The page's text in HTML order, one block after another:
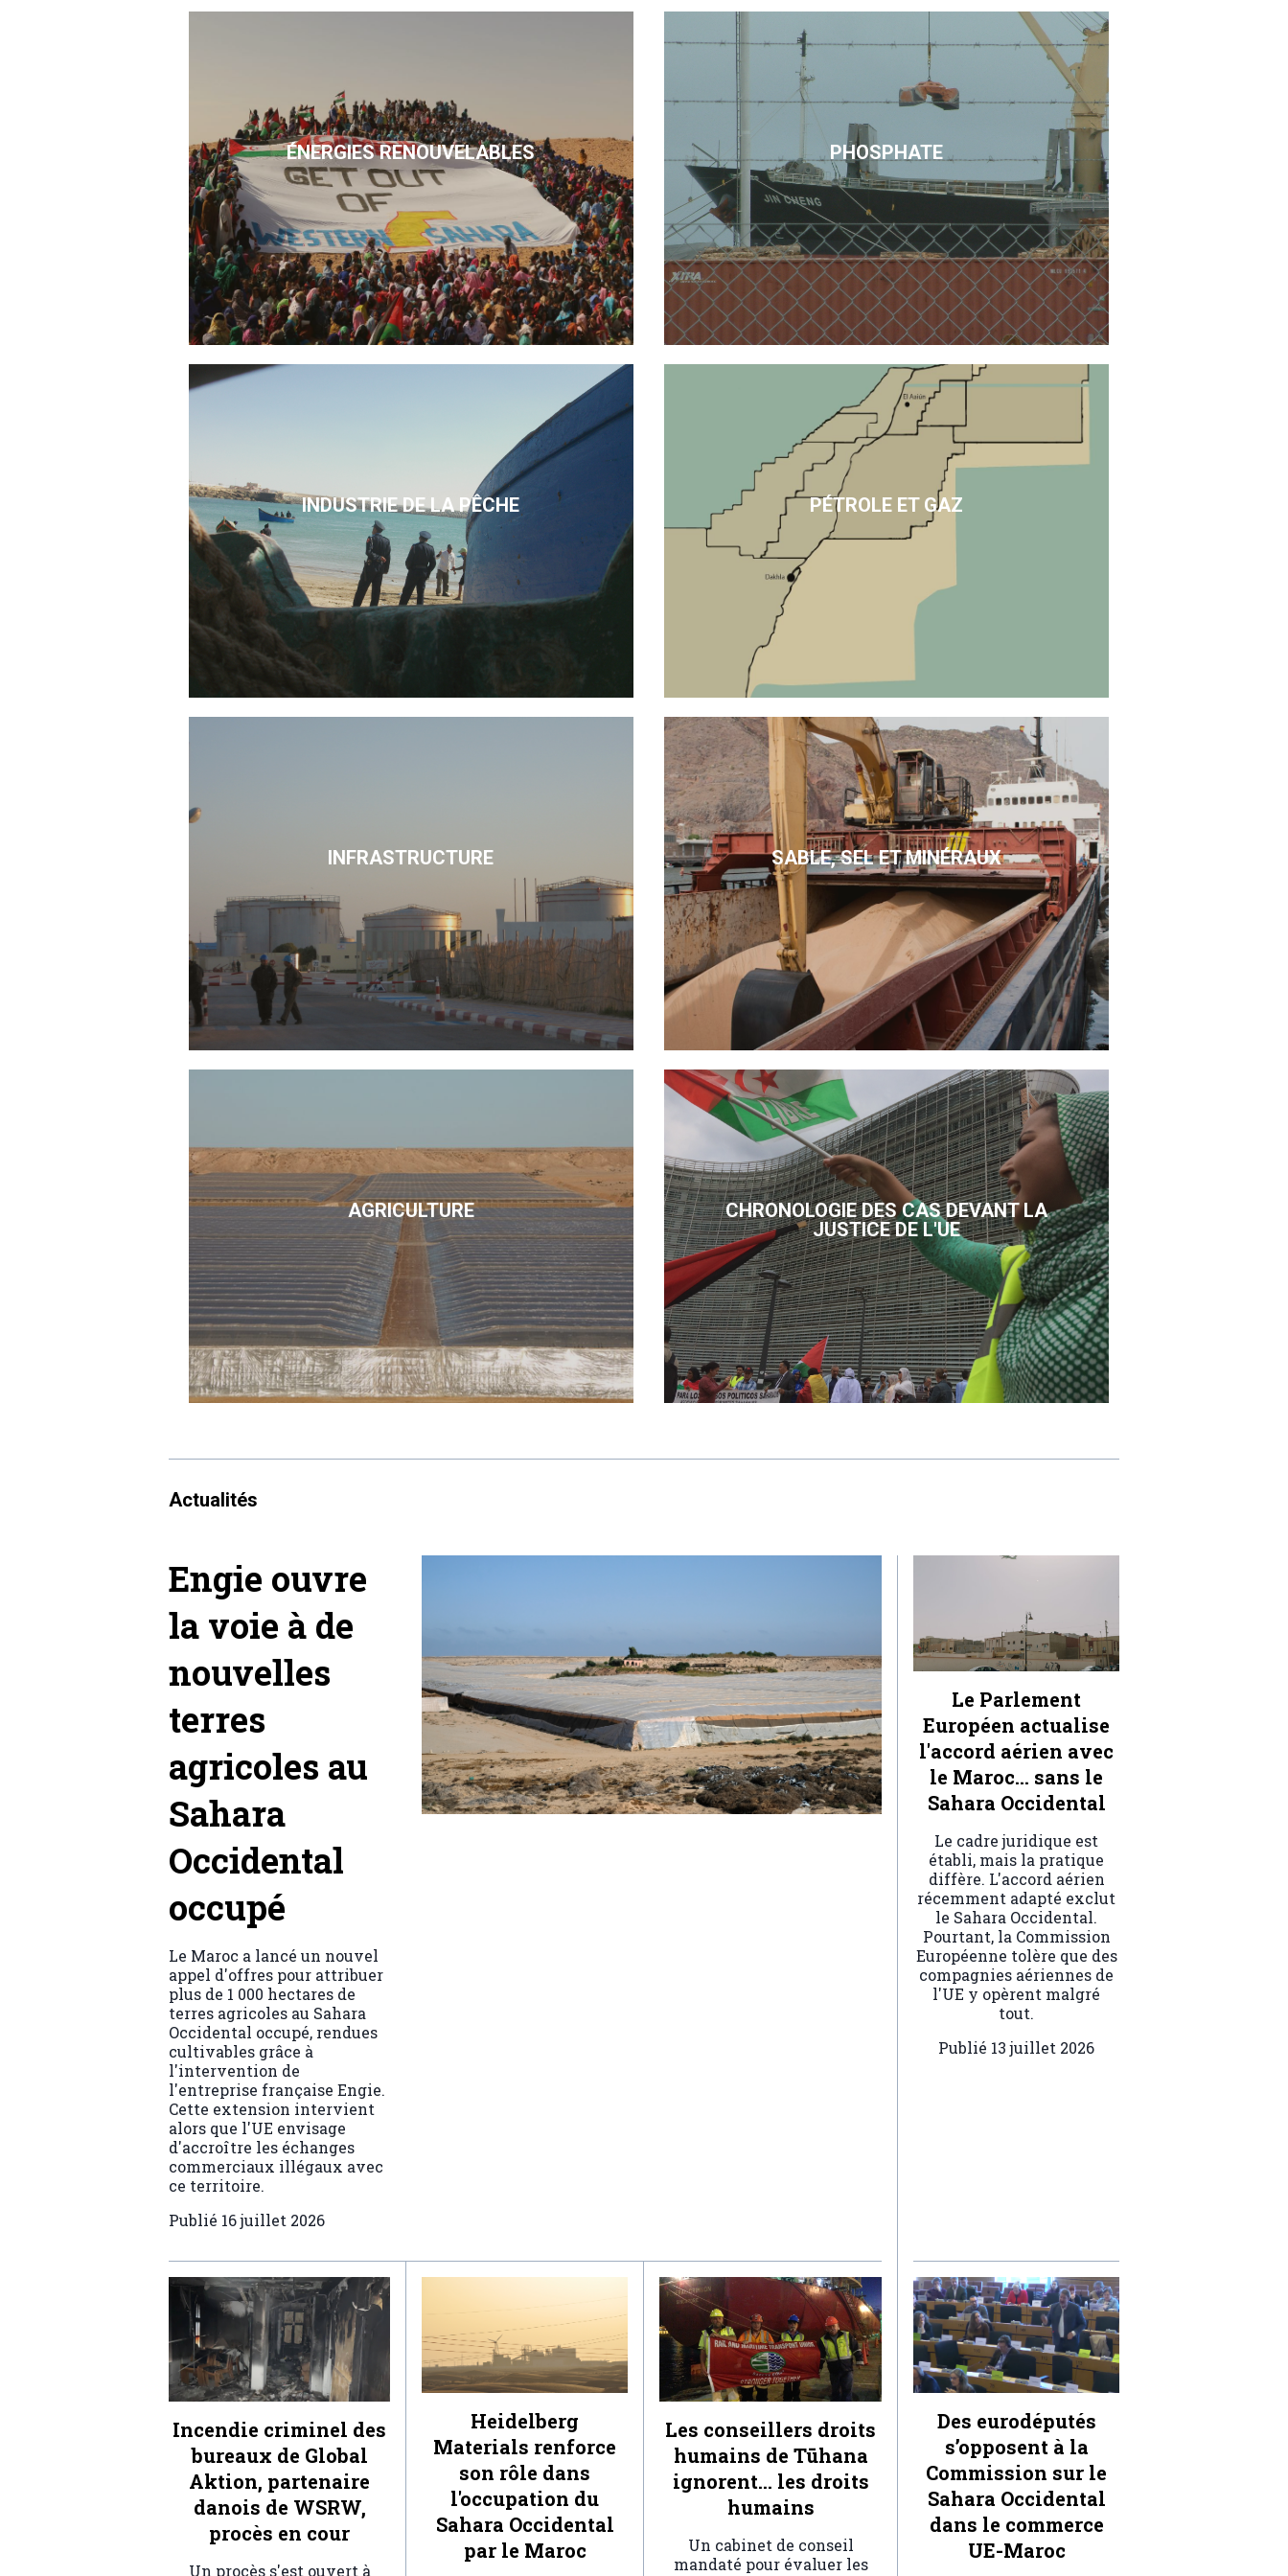
ÉNERGIES RENOUVELABLES PHOSPHATE
INDUSTRIE DE LA PÊCHE PÉTROLE ET GAZ
INFRASTRUCTURE SABLE, SEL ET MINÉRAUX
AGRICULTURE
CHRONOLOGIE DES CAS DEVANT LA
JUSTICE DE L'UE
Actualités
Engie ouvre
la voie à de
nouvelles
terres
agricoles au
Sahara
Occidental
occupé
Le Maroc a lancé un nouvel
appel d'offres pour attribuer
plus de 1 000 hectares de
terres agricoles au Sahara
Occidental occupé, rendues
cultivables grâce à
l'intervention de
l'entreprise française Engie.
Cette extension intervient
alors que l'UE envisage
d'accroître les échanges
commerciaux illégaux avec
ce territoire.
Publié 16 juillet 2026
Le Parlement
Européen actualise
l'accord aérien avec
le Maroc… sans le
Sahara Occidental
Le cadre juridique est
établi, mais la pratique
diffère. L'accord aérien
récemment adapté exclut
le Sahara Occidental.
Pourtant, la Commission
Européenne tolère que des
compagnies aériennes de
l'UE y opèrent malgré
tout.
Publié 13 juillet 2026
Incendie criminel des
bureaux de Global
Aktion, partenaire
danois de WSRW,
procès en cour
Un procès s'est ouvert à
Heidelberg
Materials renforce
son rôle dans
l'occupation du
Sahara Occidental
par le Maroc
Les conseillers droits
humains de Tūhana
ignorent… les droits
humains
Un cabinet de conseil
mandaté pour évaluer les
Des eurodéputés
s’opposent à la
Commission sur le
Sahara Occidental
dans le commerce
UE-Maroc